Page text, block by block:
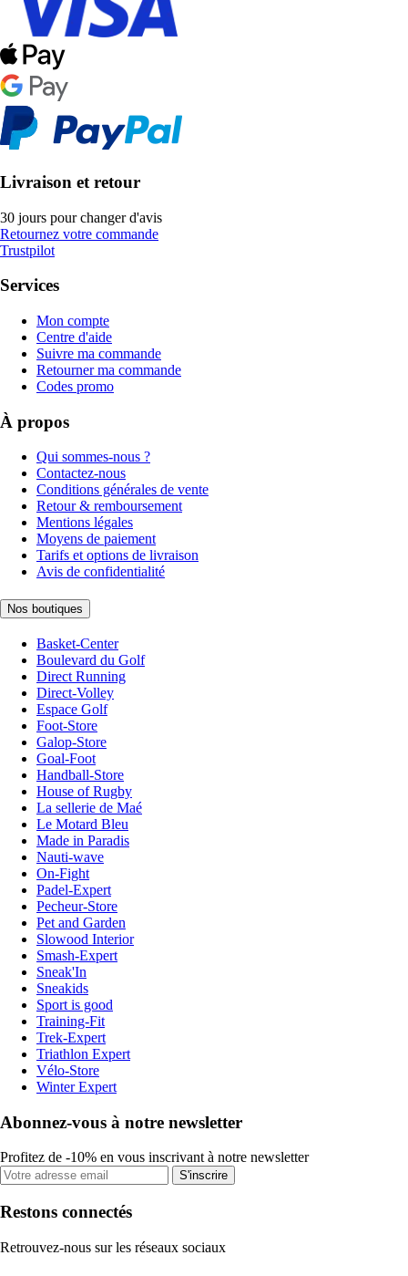
Livraison et retour
30 jours pour changer d'avis
Retournez votre commande
Trustpilot
Services
Mon compte
Centre d'aide
Suivre ma commande
Retourner ma commande
Codes promo
À propos
Qui sommes-nous ?
Contactez-nous
Conditions générales de vente
Retour & remboursement
Mentions légales
Moyens de paiement
Tarifs et options de livraison
Avis de confidentialité
Nos boutiques
Basket-Center
Boulevard du Golf
Direct Running
Direct-Volley
Espace Golf
Foot-Store
Galop-Store
Goal-Foot
Handball-Store
House of Rugby
La sellerie de Maé
Le Motard Bleu
Made in Paradis
Nauti-wave
On-Fight
Padel-Expert
Pecheur-Store
Pet and Garden
Slowood Interior
Smash-Expert
Sneak'In
Sneakids
Sport is good
Training-Fit
Trek-Expert
Triathlon Expert
Vélo-Store
Winter Expert
Abonnez-vous à notre newsletter
Profitez de -10% en vous inscrivant à notre newsletter
S'inscrire
Restons connectés
Retrouvez-nous sur les réseaux sociaux